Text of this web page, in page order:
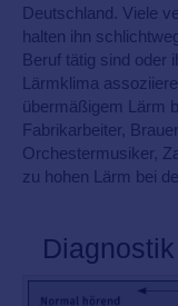
Deutschland. Viele
halten ihn
Beruf tätig sind oder
Lärmklima
übermäßigem Lärm
Fabrikarbeiter,
Orchestermusiker,
zu hohen Lärm bei